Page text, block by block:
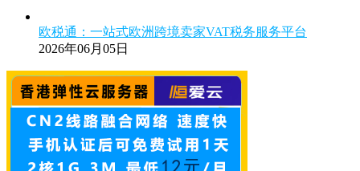
欧税通：一站式欧洲跨境卖家VAT税务服务平台
2026年06月05日